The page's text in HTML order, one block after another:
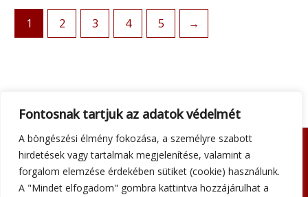
Fontosnak tartjuk az adatok védelmét
A böngészési élmény fokozása, a személyre szabott
hirdetések vagy tartalmak megjelenítése, valamint a
forgalom elemzése érdekében sütiket (cookie) használunk.
A "Mindet elfogadom" gombra kattintva hozzájárulhat a
1 2 3 4 5 →
Adatkezelési tájékoztató
Általános szerződési feltételek